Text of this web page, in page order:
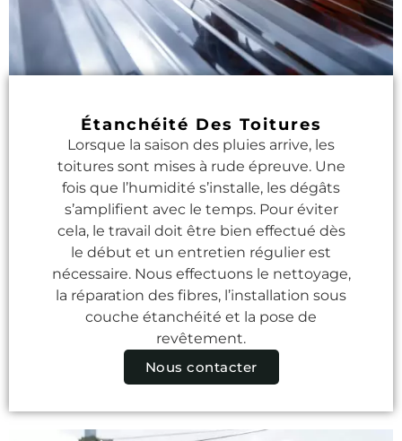
Étanchéité Des Toitures
Lorsque la saison des pluies arrive, les
toitures sont mises à rude épreuve. Une
fois que l’humidité s’installe, les dégâts
s’amplifient avec le temps. Pour éviter
cela, le travail doit être bien effectué dès
le début et un entretien régulier est
nécessaire. Nous effectuons le nettoyage,
la réparation des fibres, l’installation sous
couche étanchéité et la pose de
revêtement.
Nous contacter